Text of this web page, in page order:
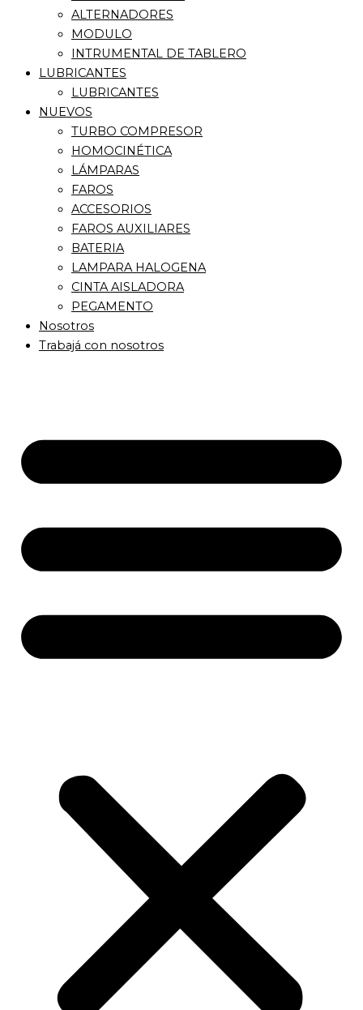
ALTERNADORES
MODULO
INTRUMENTAL DE TABLERO
LUBRICANTES
LUBRICANTES
NUEVOS
TURBO COMPRESOR
HOMOCINÉTICA
LÁMPARAS
FAROS
ACCESORIOS
FAROS AUXILIARES
BATERIA
LAMPARA HALOGENA
CINTA AISLADORA
PEGAMENTO
Nosotros
Trabajá con nosotros